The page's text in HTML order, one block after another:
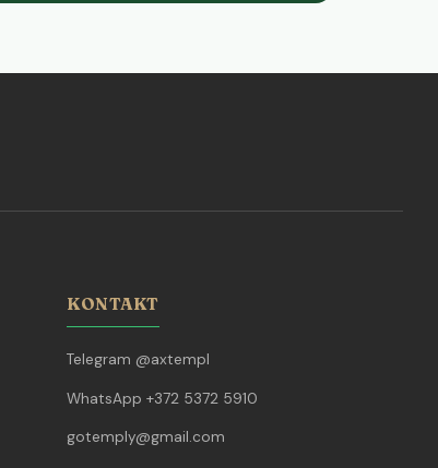
KONTAKT
Telegram @axtempl
WhatsApp +372 5372 5910
gotemply@gmail.com